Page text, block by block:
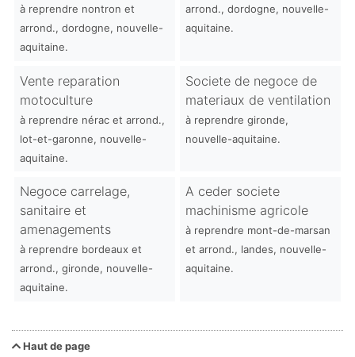
à reprendre nontron et
arrond., dordogne, nouvelle-
aquitaine.
arrond., dordogne, nouvelle-
aquitaine.
Vente reparation
motoculture
à reprendre nérac et arrond.,
lot-et-garonne, nouvelle-
aquitaine.
Societe de negoce de
materiaux de ventilation
à reprendre gironde,
nouvelle-aquitaine.
Negoce carrelage,
sanitaire et
amenagements
à reprendre bordeaux et
arrond., gironde, nouvelle-
aquitaine.
A ceder societe
machinisme agricole
à reprendre mont-de-marsan
et arrond., landes, nouvelle-
aquitaine.
Haut de page